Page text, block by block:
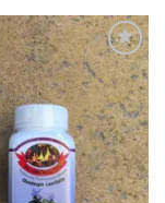
Zur
Wunschliste
hinzufügen